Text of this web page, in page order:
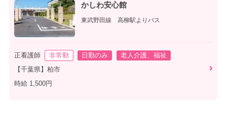
かしわ安心館
東武野田線 高柳駅よりバス
正看護師 非常勤 日勤のみ
老人介護、福祉
【千葉県】柏市
時給 1,500円